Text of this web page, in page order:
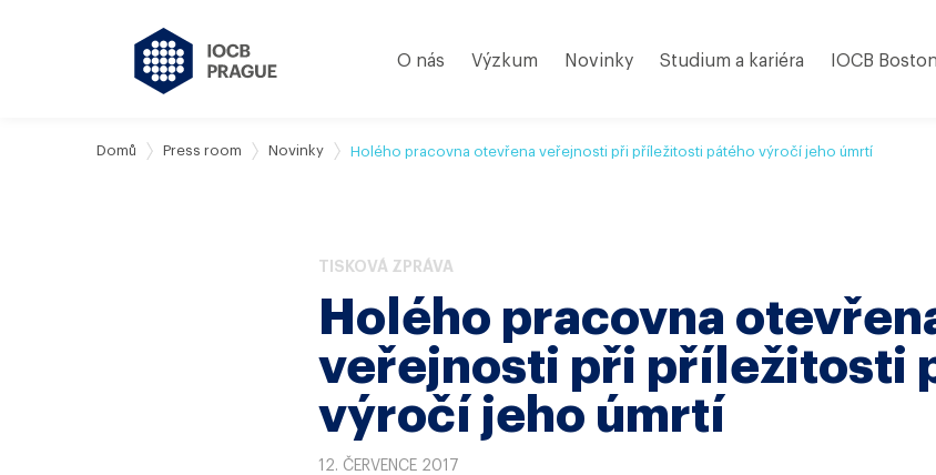
O nás Výzkum Novinky Studium a kariéra IOCB Boston
Domů Press room Novinky Holého pracovna otevřena veřejnosti při příležitosti pátého výročí jeho úmrtí
TISKOVÁ ZPRÁVA
Holého pracovna
veřejnosti při příležitosti
výročí jeho úmrtí
12. ČERVENCE 2017